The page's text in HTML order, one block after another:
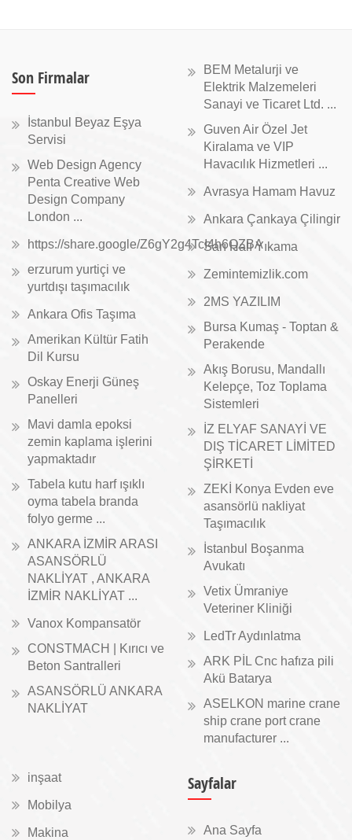
Son Firmalar
İstanbul Beyaz Eşya
Servisi
Web Design Agency
Penta Creative Web
Design Company
London ...
https://share.google/Z6gY2g4TcI4h6QZBA
erzurum yurtiçi ve
yurtdışı taşımacılık
Ankara Ofis Taşıma
Amerikan Kültür Fatih
Dil Kursu
Oskay Enerji Güneş
Panelleri
Mavi damla epoksi
zemin kaplama işlerini
yapmaktadır
Tabela kutu harf ışıklı
oyma tabela branda
folyo germe ...
ANKARA İZMİR ARASI
ASANSÖRLÜ
NAKLİYAT , ANKARA
İZMİR NAKLİYAT ...
Vanox Kompansatör
CONSTMACH | Kırıcı ve
Beton Santralleri
ASANSÖRLÜ ANKARA
NAKLİYAT
BEM Metalurji ve
Elektrik Malzemeleri
Sanayi ve Ticaret Ltd. ...
Guven Air Özel Jet
Kiralama ve VIP
Havacılık Hizmetleri ...
Avrasya Hamam Havuz
Ankara Çankaya Çilingir
Sarı Halı Yıkama
Zemintemizlik.com
2MS YAZILIM
Bursa Kumaş - Toptan &
Perakende
Akış Borusu, Mandallı
Kelepçe, Toz Toplama
Sistemleri
İZ ELYAF SANAYİ VE
DIŞ TİCARET LİMİTED
ŞİRKETİ
ZEKİ Konya Evden eve
asansörlü nakliyat
Taşımacılık
İstanbul Boşanma
Avukatı
Vetix Ümraniye
Veteriner Kliniği
LedTr Aydınlatma
ARK PİL Cnc hafıza pili
Akü Batarya
ASELKON marine crane
ship crane port crane
manufacturer ...
inşaat
Mobilya
Makina
Sayfalar
Ana Sayfa